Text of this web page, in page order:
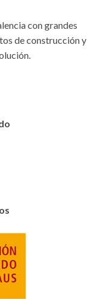
con grandes
de construcción y